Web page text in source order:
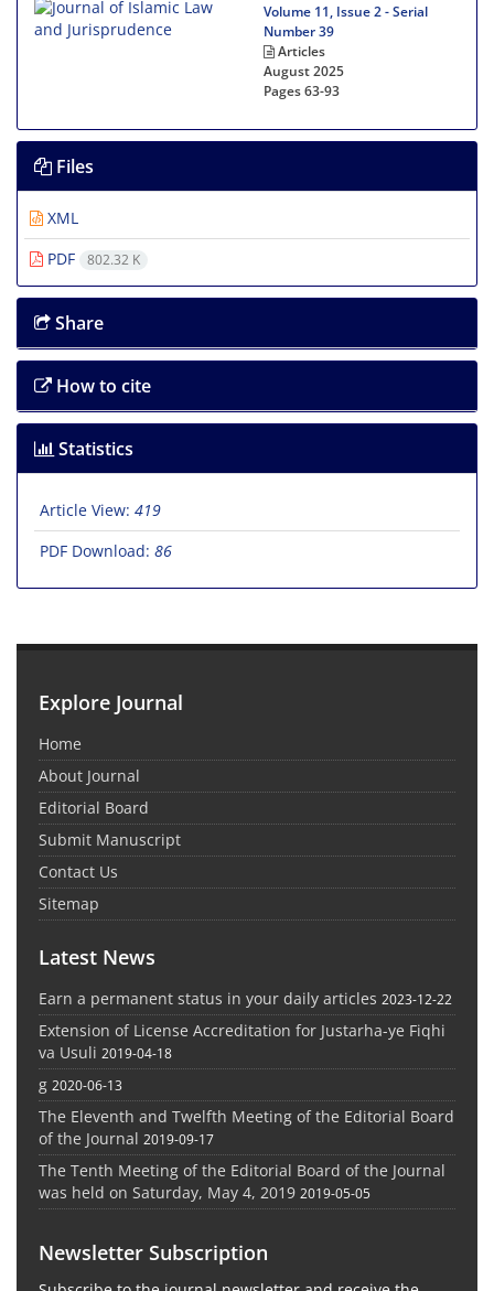
Volume 11, Issue 2 - Serial
Number 39
Articles
August 2025
Pages63-93
Files
XML
PDF
802.32 K
Share
How to cite
Statistics
Article View: 419
PDF Download: 86
Explore Journal
Home
About Journal
Editorial Board
Submit Manuscript
Contact Us
Sitemap
Latest News
Earn a permanent status in your daily articles 2023-12-22
Extension of License Accreditation for Justarha-ye Fiqhi
va Usuli 2019-04-18
g 2020-06-13
The Eleventh and Twelfth Meeting of the Editorial Board
of the Journal 2019-09-17
The Tenth Meeting of the Editorial Board of the Journal
was held on Saturday, May 4, 2019 2019-05-05
Newsletter Subscription